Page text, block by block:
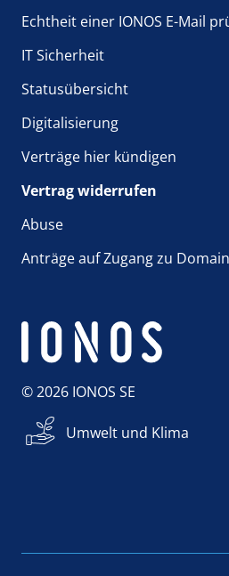
Echtheit einer IONOS E-Mail
IT Sicherheit
Statusübersicht
Digitalisierung
Verträge hier kündigen
Vertrag widerrufen
Abuse
Anträge auf Zugang zu
© 2026 IONOS SE
Umwelt und Klima